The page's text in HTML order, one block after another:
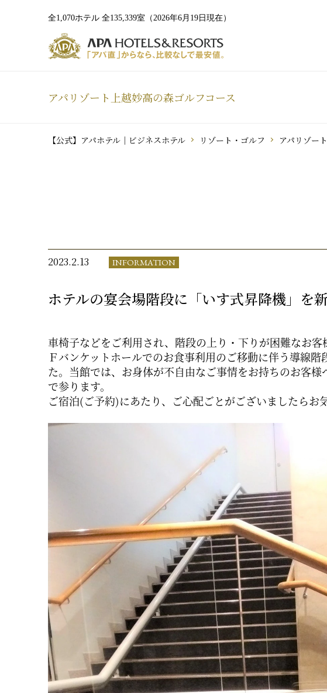
全1,070ホテル 全135,339室（2026年6月19日現在）
アパリゾート上越妙高の森ゴルフコース
【公式】アパホテル｜ビジネスホテル リゾート・ゴルフ アパリゾー
2023.2.13 INFORMATION
ホテルの宴会場階段に「いす式昇降機」を
車椅子などをご利用され、階段の上り・下りが困難なお
Ｆバンケットホールでのお食事利用のご移動に伴う導線
た。当館では、お身体が不自由なご事情をお持ちのお客
で参ります。
ご宿泊(ご予約)にあたり、ご心配ごとがございましたらお